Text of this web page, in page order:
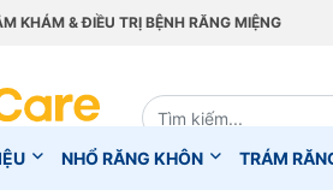
KHÁM & ĐIỀU TRỊ BỆNH RĂNG MIỆNG
NHỔ RĂNG KHÔN TRÁM